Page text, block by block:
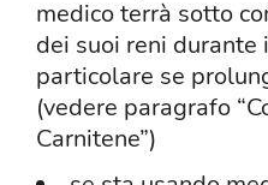
medico terrà sotto
dei suoi reni
particolare se
(vedere paragrafo
Carnitene”)